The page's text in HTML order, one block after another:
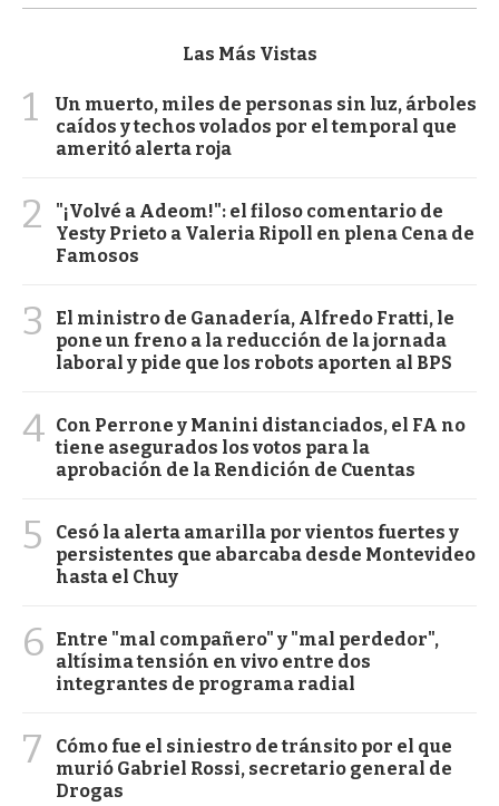
Las Más Vistas
1
Un muerto, miles de personas sin luz, árboles
caídos y techos volados por el temporal que
ameritó alerta roja
2
"¡Volvé a Adeom!": el filoso comentario de
Yesty Prieto a Valeria Ripoll en plena Cena de
Famosos
3
El ministro de Ganadería, Alfredo Fratti, le
pone un freno a la reducción de la jornada
laboral y pide que los robots aporten al BPS
4 Con Perrone y Manini distanciados, el FA no
tiene asegurados los votos para la
aprobación de la Rendición de Cuentas
5
Cesó la alerta amarilla por vientos fuertes y
persistentes que abarcaba desde Montevideo
hasta el Chuy
6
Entre "mal compañero" y "mal perdedor",
altísima tensión en vivo entre dos
integrantes de programa radial
7
Cómo fue el siniestro de tránsito por el que
murió Gabriel Rossi, secretario general de
Drogas